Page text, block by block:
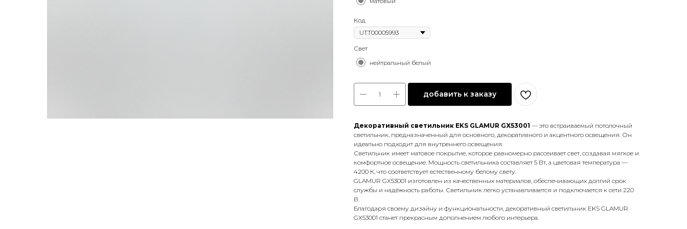
Код
Свет
нейтральный белый
добавить к заказу
Декоративный светильник EKS GLAMUR GX53001 — это встраиваемый потолочный
светильник, предназначенный для основного, декоративного и акцентного освещения. Он
идеально подходит для внутреннего освещения.
Светильник имеет матовое покрытие, которое равномерно рассеивает свет, создавая мягкое и
комфортное освещение. Мощность светильника составляет 5 Вт, а цветовая температура —
4200 К, что соответствует естественному белому свету.
GLAMUR GX53001 изготовлен из качественных материалов, обеспечивающих долгий срок
службы и надёжность работы. Светильник легко устанавливается и подключается к сети 220
В.
Благодаря своему дизайну и функциональности, декоративный светильник EKS GLAMUR
GX53001 станет прекрасным дополнением любого интерьера.